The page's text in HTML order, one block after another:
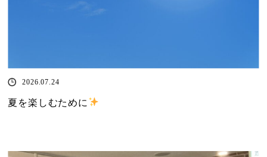
2026.07.24
夏を楽しむために